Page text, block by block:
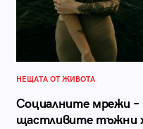
НЕЩАТА ОТ ЖИВОТА
Социалните мрежи
щастливите тъжни